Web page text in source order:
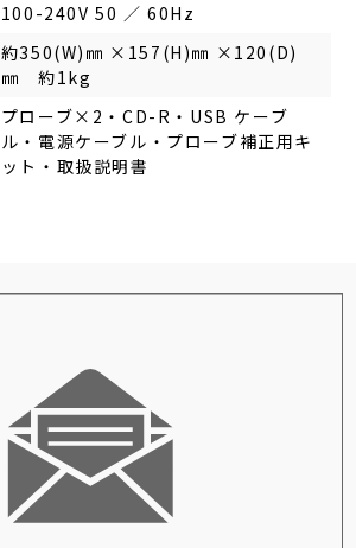
100-240V 50 ／ 60Hz
約350(W)㎜ ×157(H)㎜ ×120(D)
㎜ 約1kg
プローブ×2・CD-R・USB ケーブ
ル・電源ケーブル・プローブ補正用キ
ット・取扱説明書